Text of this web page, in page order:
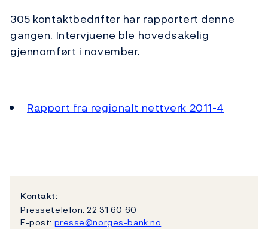
305 kontaktbedrifter har rapportert denne
gangen. Intervjuene ble hovedsakelig
gjennomført i november.
Rapport fra regionalt nettverk 2011-4
Kontakt:
Pressetelefon: 22 31 60 60
E-post: presse@norges-bank.no